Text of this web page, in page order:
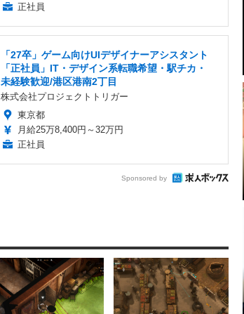
正社員
「27卒」ゲーム向けUIデザイナーアシスタント
「正社員」IT・デザイン系転職希望・駅チカ・
未経験歓迎/港区港南2丁目
株式会社プロジェクトトリガー
東京都
月給25万8,400円～32万円
正社員
Sponsored by